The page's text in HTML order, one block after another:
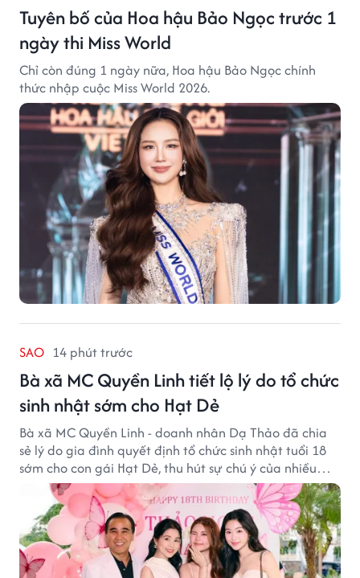
Tuyên bố của Hoa hậu Bảo Ngọc trước 1
ngày thi Miss World
Chỉ còn đúng 1 ngày nữa, Hoa hậu Bảo Ngọc chính
thức nhập cuộc Miss World 2026.
SAO 14 phút trước
Bà xã MC Quyền Linh tiết lộ lý do tổ chức
sinh nhật sớm cho Hạt Dẻ
Bà xã MC Quyền Linh - doanh nhân Dạ Thảo đã chia
sẻ lý do gia đình quyết định tổ chức sinh nhật tuổi 18
sớm cho con gái Hạt Dẻ, thu hút sự chú ý của nhiều
người hâm mộ.